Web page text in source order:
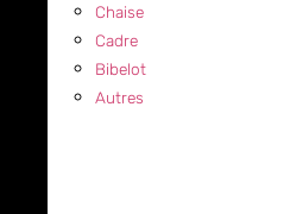
Chaise
Cadre
Bibelot
Autres